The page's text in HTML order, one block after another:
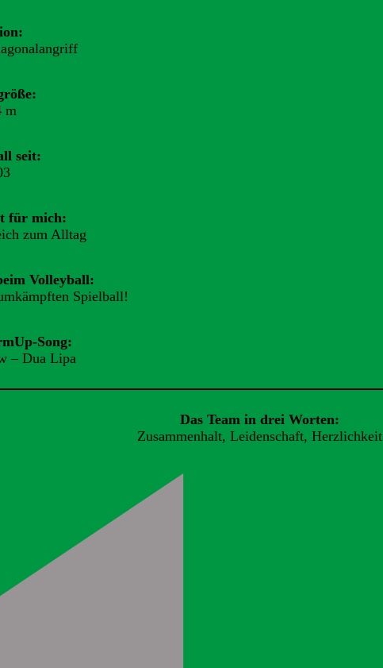
m
seit:
für mich:
zum Alltag
Volleyball:
Spielball!
Song:
– Dua Lipa
Das Team in drei Worten:
Zusammenhalt, Leidenschaft, Herzlichkeit